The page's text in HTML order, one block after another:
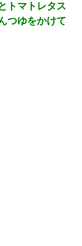
トマトレタス
つゆをかけて